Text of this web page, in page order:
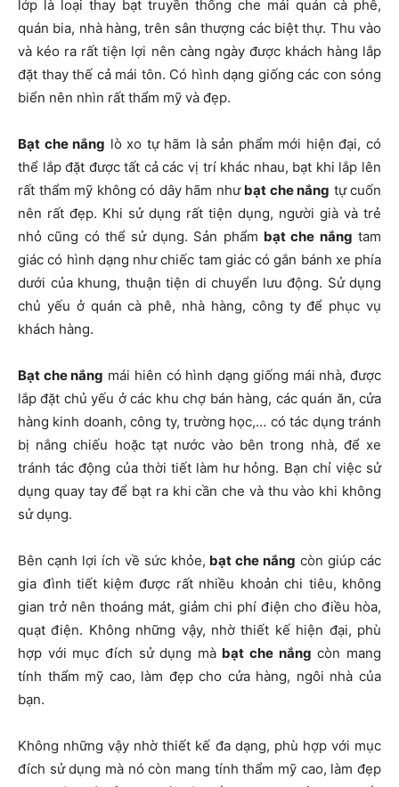
lớp là loại thay bạt truyền thống che mái quán cà phê,
quán bia, nhà hàng, trên sân thượng các biệt thự. Thu vào
và kéo ra rất tiện lợi nên càng ngày được khách hàng lắp
đặt thay thế cả mái tôn. Có hình dạng giống các con sóng
biển nên nhìn rất thẩm mỹ và đẹp.
Bạt che nắng lò xo tự hãm là sản phẩm mới hiện đại, có
thể lắp đặt được tất cả các vị trí khác nhau, bạt khi lắp lên
rất thẩm mỹ không có dây hãm như bạt che nắng tự cuốn
nên rất đẹp. Khi sử dụng rất tiện dụng, người già và trẻ
nhỏ cũng có thể sử dụng. Sản phẩm bạt che nắng tam
giác có hình dạng như chiếc tam giác có gắn bánh xe phía
dưới của khung, thuận tiện di chuyển lưu động. Sử dụng
chủ yếu ở quán cà phê, nhà hàng, công ty để phục vụ
khách hàng.
Bạt che nắng mái hiên có hình dạng giống mái nhà, được
lắp đặt chủ yếu ở các khu chợ bán hàng, các quán ăn, cửa
hàng kinh doanh, công ty, trường học,… có tác dụng tránh
bị nắng chiếu hoặc tạt nước vào bên trong nhà, để xe
tránh tác động của thời tiết làm hư hỏng. Bạn chỉ việc sử
dụng quay tay để bạt ra khi cần che và thu vào khi không
sử dụng.
Bên cạnh lợi ích về sức khỏe, bạt che nắng còn giúp các
gia đình tiết kiệm được rất nhiều khoản chi tiêu, không
gian trở nên thoáng mát, giảm chi phí điện cho điều hòa,
quạt điện. Không những vậy, nhờ thiết kế hiện đại, phù
hợp với mục đích sử dụng mà bạt che nắng còn mang
tính thẩm mỹ cao, làm đẹp cho cửa hàng, ngôi nhà của
bạn.
Không những vậy nhờ thiết kế đa dạng, phù hợp với mục
đích sử dụng mà nó còn mang tính thẩm mỹ cao, làm đẹp